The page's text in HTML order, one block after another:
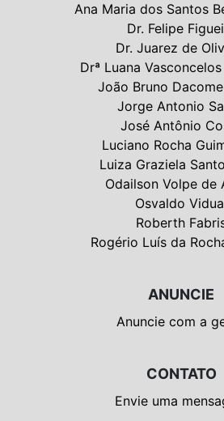
Ana Maria dos Santos
Dr. Felipe
Dr. Juarez de
Drª Luana
João Bruno
Jorge Antonio
José Antônio
Luciano Rocha
Luiza Graziela
Odailson Volpe de
Osvaldo
Roberth
Rogério Luís da
ANUNCIE
Anuncie com a
CONTATO
Envie uma